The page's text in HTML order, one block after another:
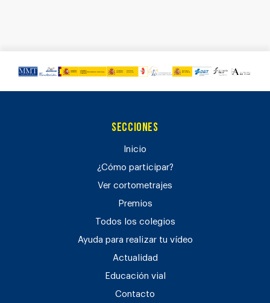
Secciones
Inicio
¿Cómo participar?
Ver cortometrajes
Premios
Todos los colegios
Ayuda para realizar tu vídeo
Actualidad
Educación vial
Contacto